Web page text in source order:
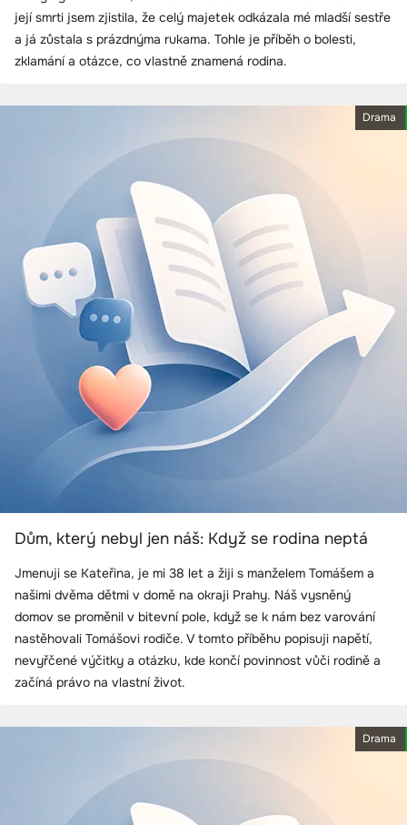
její smrti jsem zjistila, že celý majetek odkázala mé mladší sestře
a já zůstala s prázdnýma rukama. Tohle je příběh o bolesti,
zklamání a otázce, co vlastně znamená rodina.
Drama
Dům, který nebyl jen náš: Když se rodina neptá
Jmenuji se Kateřina, je mi 38 let a žiji s manželem Tomášem a
našimi dvěma dětmi v domě na okraji Prahy. Náš vysněný
domov se proměnil v bitevní pole, když se k nám bez varování
nastěhovali Tomášovi rodiče. V tomto příběhu popisuji napětí,
nevyřčené výčitky a otázku, kde končí povinnost vůči rodině a
začíná právo na vlastní život.
Drama